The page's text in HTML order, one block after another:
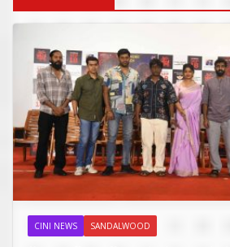
CINI NEWS SANDALWOOD